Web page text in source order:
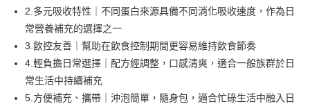
2.多元吸收特性｜不同蛋白來源具備不同消化吸收速度，作為日
常營養補充的選擇之一
3.飲控友善｜幫助在飲食控制期間更容易維持飲食節奏
4.輕負擔日常選擇｜配方經調整，口感清爽，適合一般族群於日
常生活中持續補充
5.方便補充、攜帶｜沖泡簡單，隨身包，適合忙碌生活中融入日